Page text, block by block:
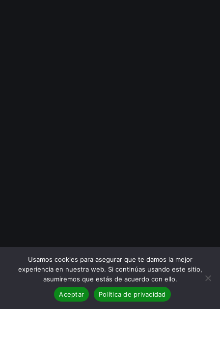
Usamos cookies para asegurar que te damos la mejor
experiencia en nuestra web. Si continúas usando este sitio,
asumiremos que estás de acuerdo con ello.
Aceptar
Política de privacidad